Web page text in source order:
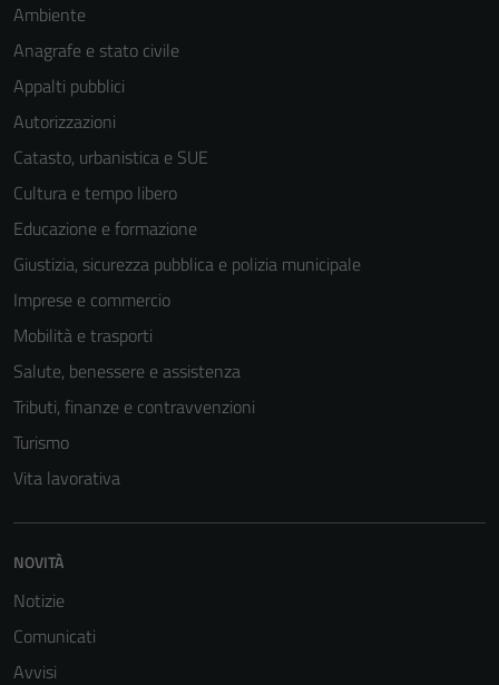
Ambiente
Anagrafe e stato civile
Appalti pubblici
Autorizzazioni
Catasto, urbanistica e SUE
Cultura e tempo libero
Educazione e formazione
Giustizia, sicurezza pubblica e polizia municipale
Imprese e commercio
Mobilità e trasporti
Salute, benessere e assistenza
Tributi, finanze e contravvenzioni
Turismo
Vita lavorativa
NOVITÀ
Notizie
Comunicati
Avvisi